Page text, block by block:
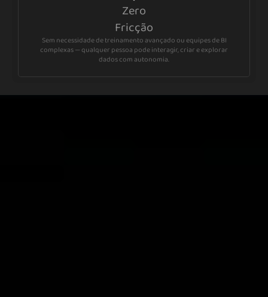
Zero
Fricção
Sem necessidade de treinamento avançado ou equipes de BI
complexas — qualquer pessoa pode interagir, criar e explorar
dados com autonomia.